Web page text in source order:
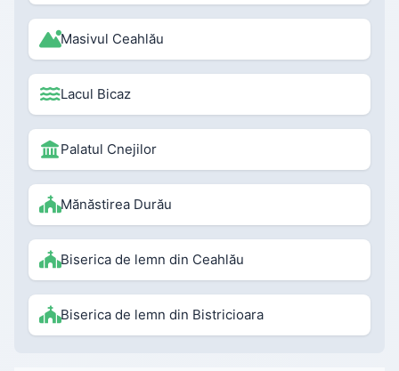
Masivul Ceahlău
Lacul Bicaz
Palatul Cnejilor
Mănăstirea Durău
Biserica de lemn din Ceahlău
Biserica de lemn din Bistricioara